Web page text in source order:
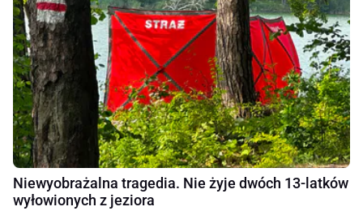
Niewyobrażalna tragedia. Nie żyje dwóch 13-latków
wyłowionych z jeziora